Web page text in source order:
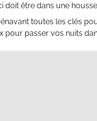
doit être dans une
toutes les clés
pour passer vos nuits